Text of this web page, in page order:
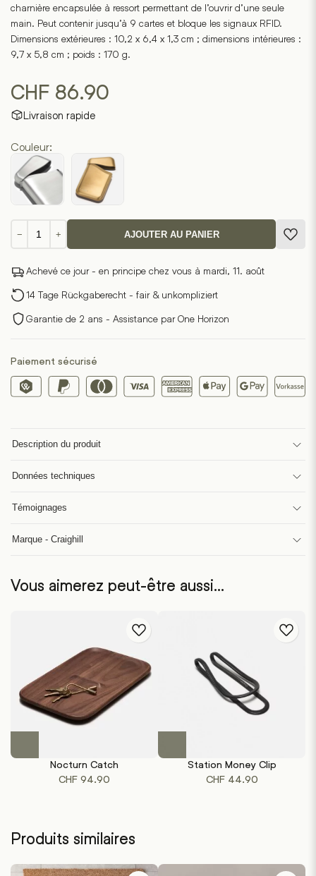
charnière encapsulée à ressort permettant de l’ouvrir d’une seule
main. Peut contenir jusqu’à 9 cartes et bloque les signaux RFID.
Dimensions extérieures : 10,2 x 6,4 x 1,3 cm ; dimensions intérieures :
9,7 x 5,8 cm ; poids : 170 g.
CHF 86.90
Livraison rapide
Couleur:
−
de
Card
Case
+ AJOUTER AU PANIER
Achevé ce jour - en principe chez vous à mardi, 11. août
14 Tage Rückgaberecht - fair & unkompliziert
Garantie de 2 ans - Assistance par One Horizon
Paiement sécurisé
Description du produit
Données techniques
Témoignages
Marque - Craighill
Vous aimerez peut-être aussi…
Nocturn Catch
CHF 94.90
a
plusieurs
être
Station Money Clip
CHF44.90
Produits similaires